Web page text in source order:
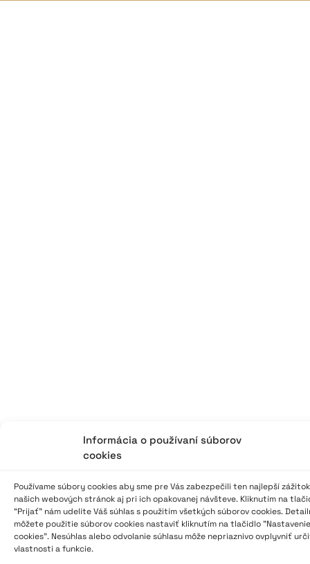
Informácia o používaní súborov
cookies
Používame súbory cookies aby sme pre Vás zabezpečili ten najlepší
našich webových stránok aj pri ich opakovanej návšteve. Kliknutím na
“Prijať” nám udelíte Váš súhlas s použitím všetkých súborov cookies.
môžete použitie súborov cookies nastaviť kliknutím na tlačidlo "Nastavenie
cookies". Nesúhlas alebo odvolanie súhlasu môže nepriaznivo ovplyvniť
vlastnosti a funkcie.